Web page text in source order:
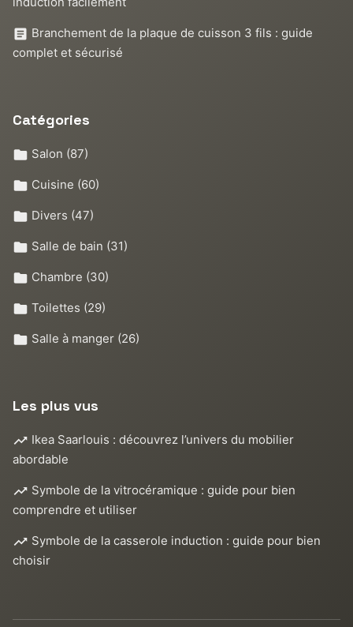
Branchement de la plaque de cuisson 3 fils : guide
complet et sécurisé
Catégories
Salon (87)
Cuisine (60)
Divers (47)
Salle de bain (31)
Chambre (30)
Toilettes (29)
Salle à manger (26)
Les plus vus
Ikea Saarlouis : découvrez l’univers du mobilier
abordable
Symbole de la vitrocéramique : guide pour bien
comprendre et utiliser
Symbole de la casserole induction : guide pour bien
choisir